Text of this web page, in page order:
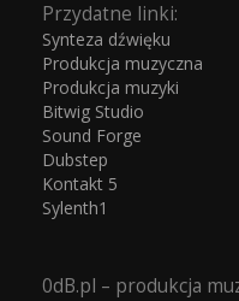
Przydatne linki:
Synteza dźwięku
Produkcja muzyczna
Produkcja muzyki
Bitwig Studio
Sound Forge
Dubstep
Kontakt 5
Sylenth1
0dB.pl – produkcja